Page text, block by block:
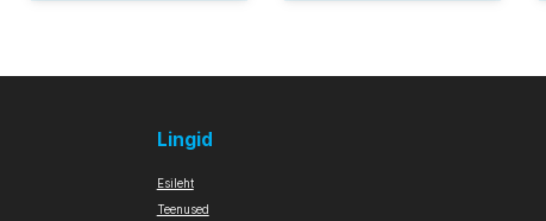
Lingid
Esileht
Teenused